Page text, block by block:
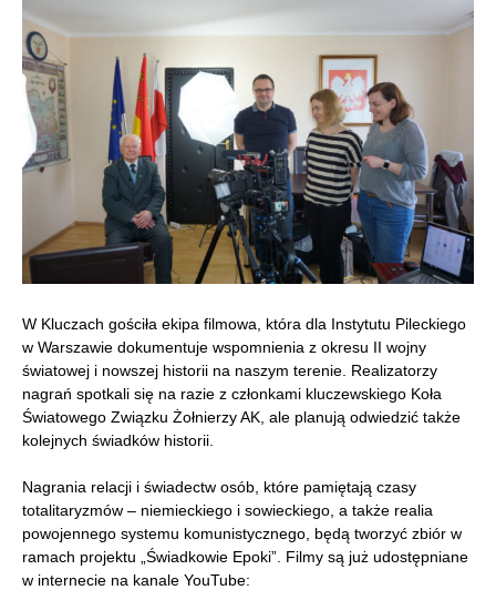
W Kluczach gościła ekipa filmowa, która dla Instytutu Pileckiego
w Warszawie dokumentuje wspomnienia z okresu II wojny
światowej i nowszej historii na naszym terenie. Realizatorzy
nagrań spotkali się na razie z członkami kluczewskiego Koła
Światowego Związku Żołnierzy AK, ale planują odwiedzić także
kolejnych świadków historii.
Nagrania relacji i świadectw osób, które pamiętają czasy
totalitaryzmów – niemieckiego i sowieckiego, a także realia
powojennego systemu komunistycznego, będą tworzyć zbiór w
ramach projektu „Świadkowie Epoki”. Filmy są już udostępniane
w internecie na kanale YouTube: